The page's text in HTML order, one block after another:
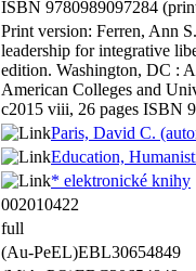
ISBN 9780989097284
Print version: Ferren, Ann
leadership for integrative
edition. Washington, DC :
American Colleges and
c2015 viii, 26 pages ISBN
Paris, David C.
Education,
* elektronické knihy
002010422
full
(Au-PeEL)EBL30654849